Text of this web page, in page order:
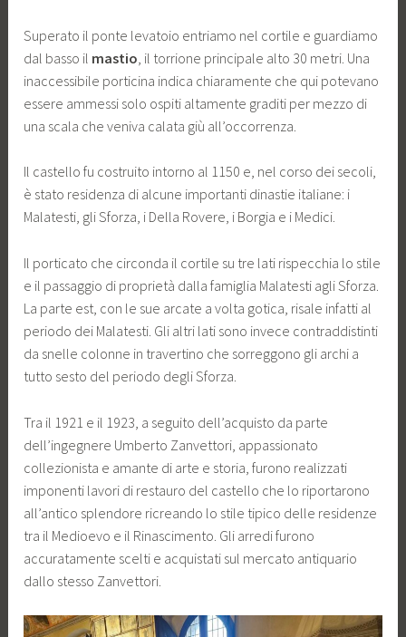
Superato il ponte levatoio entriamo nel cortile e guardiamo
dal basso il mastio , il torrione principale alto 30 metri. Una
inaccessibile porticina indica chiaramente che qui potevano
essere ammessi solo ospiti altamente graditi per mezzo di
una scala che veniva calata giù all’occorrenza.
Il castello fu costruito intorno al 1150 e, nel corso dei secoli,
è stato residenza di alcune importanti dinastie italiane: i
Malatesti, gli Sforza, i Della Rovere, i Borgia e i Medici.
Il porticato che circonda il cortile su tre lati rispecchia lo stile
e il passaggio di proprietà dalla famiglia Malatesti agli Sforza.
La parte est, con le sue arcate a volta gotica, risale infatti al
periodo dei Malatesti. Gli altri lati sono invece contraddistinti
da snelle colonne in travertino che sorreggono gli archi a
tutto sesto del periodo degli Sforza.
Tra il 1921 e il 1923, a seguito dell’acquisto da parte
dell’ingegnere Umberto Zanvettori, appassionato
collezionista e amante di arte e storia, furono realizzati
imponenti lavori di restauro del castello che lo riportarono
all’antico splendore ricreando lo stile tipico delle residenze
tra il Medioevo e il Rinascimento. Gli arredi furono
accuratamente scelti e acquistati sul mercato antiquario
dallo stesso Zanvettori.